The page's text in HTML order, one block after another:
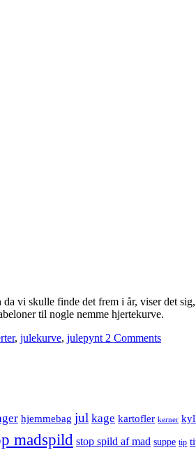
vi skulle finde det frem i år, viser det
til nogle nemme hjertekurve.
, julekurve, julepynt 2 Comments
hjemmebag jul kage kartofler kerner
madspild stop spild af mad suppe tip